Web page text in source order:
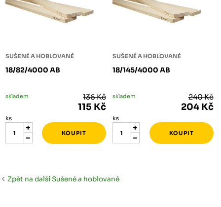
SUŠENÉ A HOBLOVANÉ
18/82/4000 AB
skladem 136 Kč
115 Kč
ks
SUŠENÉ A HOBLOVANÉ
18/145/4000 AB
skladem 240 Kč
204 Kč
ks
Zpět na další Sušené a hoblované